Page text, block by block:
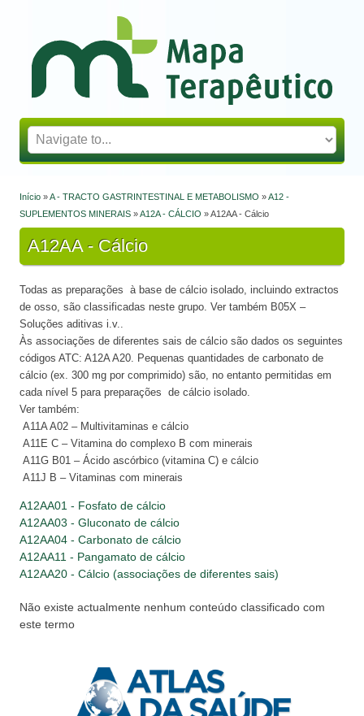
Mapa Terapêutico
Está aqui
Início »A - TRACTO GASTRINTESTINAL E METABOLISMO »A12 -
SUPLEMENTOS MINERAIS »A12A - CÁLCIO » A12AA - Cálcio
A12AA - Cálcio
Todas as preparações à base de cálcio isolado, incluindo extractos
de osso, são classificadas neste grupo. Ver também B05X –
Soluções aditivas i.v..
Às associações de diferentes sais de cálcio são dados os seguintes
códigos ATC: A12A A20. Pequenas quantidades de carbonato de
cálcio (ex. 300 mg por comprimido) são, no entanto permitidas em
cada nível 5 para preparações de cálcio isolado.
Ver também:
A11A A02 – Multivitaminas e cálcio
A11E C – Vitamina do complexo B com minerais
A11G B01 – Ácido ascórbico (vitamina C) e cálcio
A11J B – Vitaminas com minerais
A12AA01 - Fosfato de cálcio
A12AA03 - Gluconato de cálcio
A12AA04 - Carbonato de cálcio
A12AA11 - Pangamato de cálcio
A12AA20 - Cálcio (associações de diferentes sais)
Não existe actualmente nenhum conteúdo classificado com
este termo